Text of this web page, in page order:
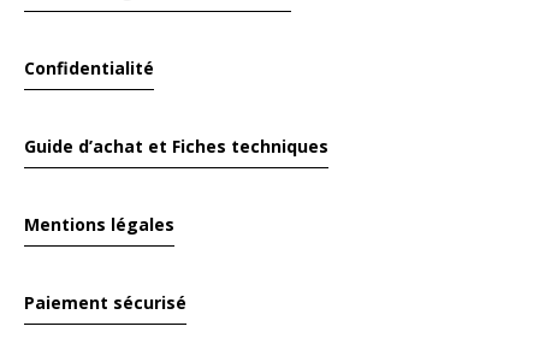
Confidentialité
Guide d’achat et Fiches techniques
Mentions légales
Paiement sécurisé